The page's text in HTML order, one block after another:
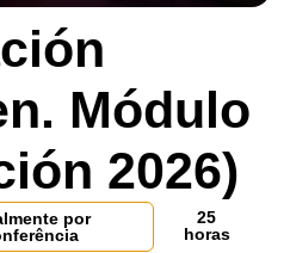
Módulo
2026)
por
25
horas